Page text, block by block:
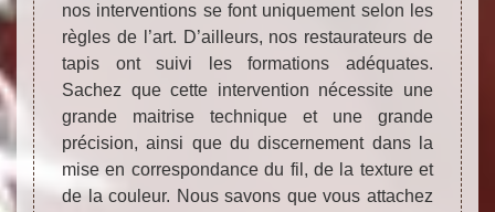
nos interventions se font uniquement selon les
règles de l’art. D’ailleurs, nos restaurateurs de
tapis ont suivi les formations adéquates.
Sachez que cette intervention nécessite une
grande maitrise technique et une grande
précision, ainsi que du discernement dans la
mise en correspondance du fil, de la texture et
de la couleur. Nous savons que vous attachez